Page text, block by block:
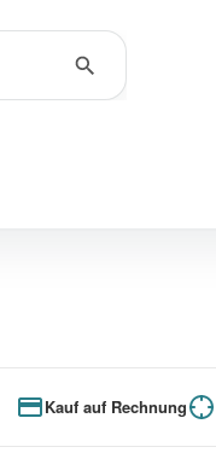
Kauf auf Rechnung